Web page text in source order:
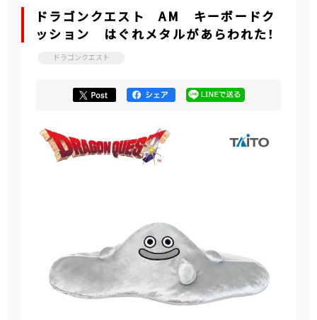
ドラゴンクエスト AM キーボードク
ッション はぐれメタルがあらわれた！
ドラゴンクエスト